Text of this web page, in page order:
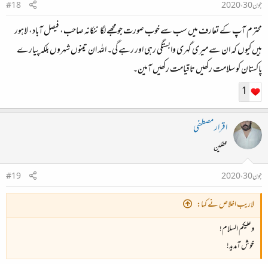
جون 30، 2020
#18
محترم آپ کے تعارف میں سب سے خوب صورت جو مجھے لگا ننکانہ صاحب، فیصل آباد، لاہور
ہیں کیوں کہ ان سے میری گہری وابستگی رہی اور رہے گی۔ اللہ ان تینوں شہروں بلکہ پیارے
پاکستان کو سلامت رکھیں تاقیامت رکھیں آمین۔
1
اقرار مصطفی
محفلین
جون 30، 2020
#19
لاريب اخلاص نے کہا:
وعلیکم السلام!
خوش آمدید!